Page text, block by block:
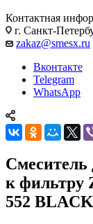
Контактная
г. Санкт-
zakaz@smesx.ru
Вконтакте
Telegram
WhatsApp
Смеситель
к фильтру
552